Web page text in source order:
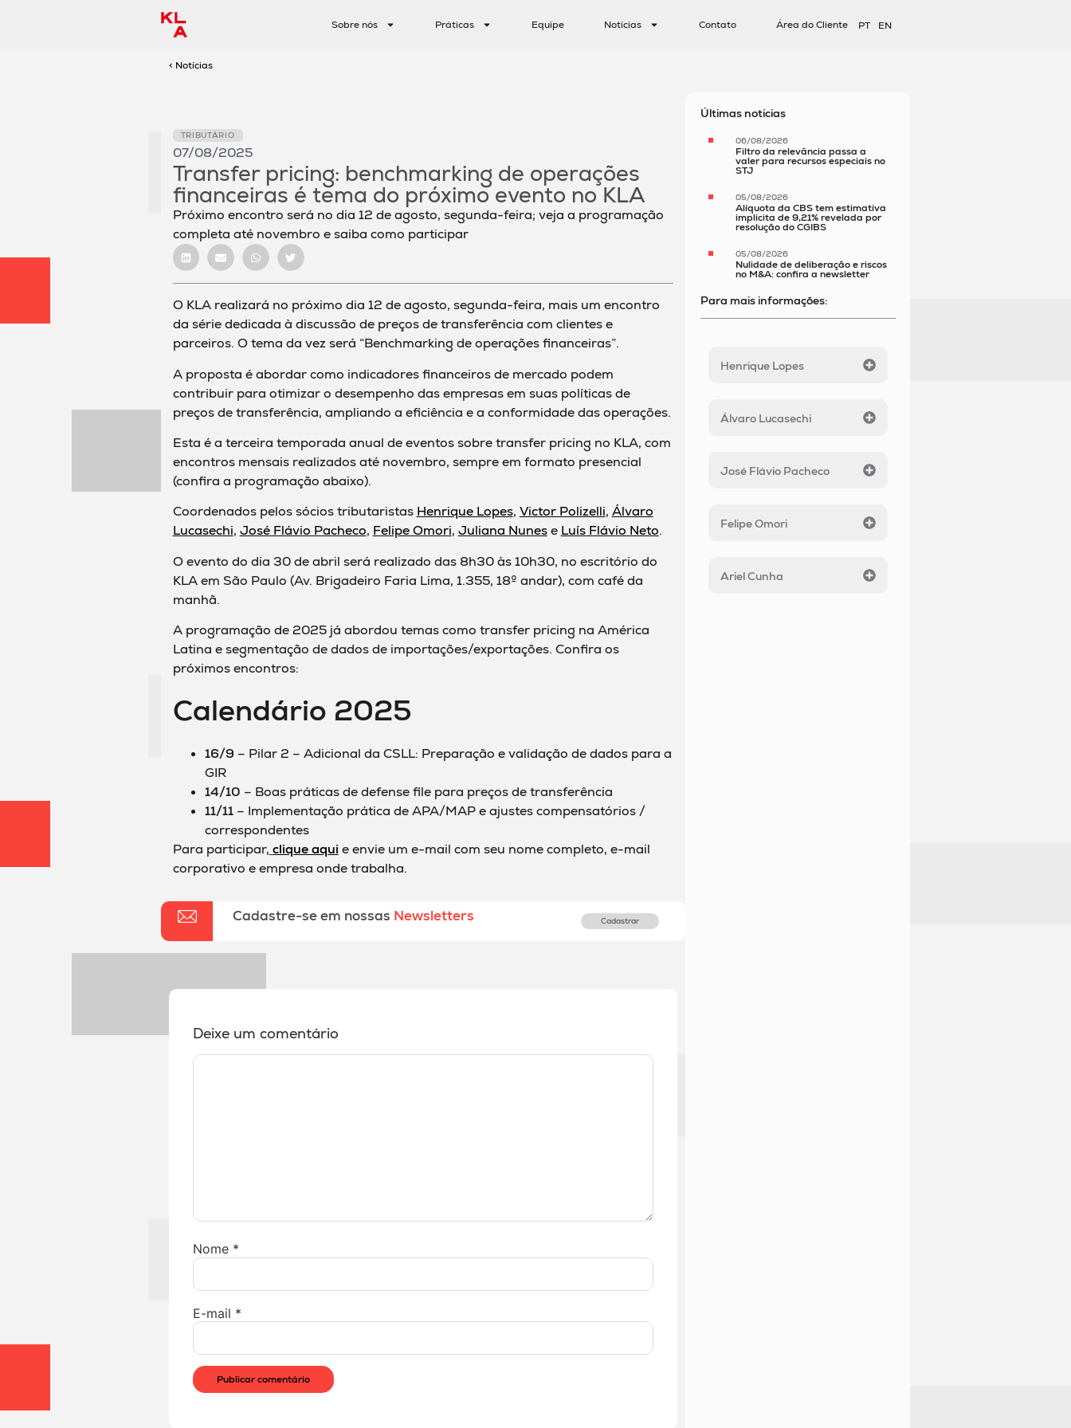
Sobre nós Práticas Equipe Notícias Contato Área do Cliente PT EN
< Notícias
TRIBUTÁRIO
07/08/2025
Transfer pricing: benchmarking de operações
financeiras é tema do próximo evento no KLA
Próximo encontro será no dia 12 de agosto, segunda-feira; veja a programação
completa até novembro e saiba como participar
O KLA realizará no próximo dia 12 de agosto, segunda-feira, mais um encontro
da série dedicada à discussão de preços de transferência com clientes e
parceiros. O tema da vez será “Benchmarking de operações financeiras”.
A proposta é abordar como indicadores financeiros de mercado podem
contribuir para otimizar o desempenho das empresas em suas políticas de
preços de transferência, ampliando a eficiência e a conformidade das operações.
Esta é a terceira temporada anual de eventos sobre transfer pricing no KLA, com
encontros mensais realizados até novembro, sempre em formato presencial
(confira a programação abaixo).
Coordenados pelos sócios tributaristas Henrique Lopes, Victor Polizelli, Álvaro
Lucasechi, José Flávio Pacheco, Felipe Omori, Juliana Nunese Luís Flávio Neto.
O evento do dia 30 de abril será realizado das 8h30 às 10h30, no escritório do
KLA em São Paulo (Av. Brigadeiro Faria Lima, 1.355, 18º andar), com café da
manhã.
A programação de 2025 já abordou temas como transfer pricing na América
Latina e segmentação de dados de importações/exportações. Confira os
próximos encontros:
Calendário 2025
16/9 – Pilar 2 – Adicional da CSLL: Preparação e validação de dados para a
GIR
14/10 – Boas práticas de defense file para preços de transferência
11/11 – Implementação prática de APA/MAP e ajustes compensatórios /
correspondentes
Para participar, clique aqui e envie um e-mail com seu nome completo, e-mail
corporativo e empresa onde trabalha.
Cadastre-se em nossas Newsletters Cadastrar
Deixe um comentário
Nome *
E-mail *
Últimas notícias
06/08/2026
Filtro da relevância passa a
valer para recursos especiais no
STJ
05/08/2026
Alíquota da CBS tem estimativa
implícita de 9,21% revelada por
resolução do CGIBS
05/08/2026
Nulidade de deliberação e riscos
no M&A: confira a newsletter
Para mais informações:
Henrique Lopes
Álvaro Lucasechi
José Flávio Pacheco
Felipe Omori
Ariel Cunha